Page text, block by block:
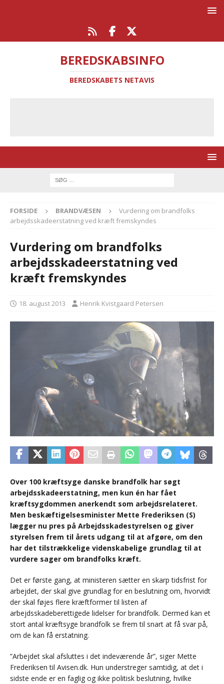
BEREDSKABSINFO
BEREDSKABETS NETAVIS
FORSIDE BRANDVÆSEN
Vurdering om brandfolks
arbejdsskadeerstatning ved kræft fremskyndes
Vurdering om brandfolks
arbejdsskadeerstatning ved
kræft fremskyndes
18. august 2013 Henrik Kvistgaard Petersen
Over 100 kræftsyge danske brandfolk har søgt
arbejdsskadeerstatning, men kun én har fået
kræftsygdommen anerkendt som arbejdsrelateret.
Men beskæftigelsesminister Mette Frederiksen (S)
lægger nu pres på Arbejdsskadestyrelsen og giver
styrelsen frem til årets udgang til at afgøre, om den
har det tilstrækkelige videnskabelige grundlag til at
vurdere sager om brandfolks kræft.
Det er første gang, at ministeren sætter en skarp tidsfrist for
arbejdet, der skal give grundlag for en beslutning om, hvorvidt
der skal føjes flere kræftformer til listen af
arbejdsskadeberettigede lidelser for brandfolk. Dermed kan et
stort antal kræftsyge brandfolk se frem til snart at få svar på,
om de kan få erstatning.
”Arbejdet skal afsluttes i det indeværende år”, siger Mette
Frederiksen til Avisen.dk. Hun understreger samtidig, at det i
sidste ende er en faglig og ikke politisk beslutning, hvilke